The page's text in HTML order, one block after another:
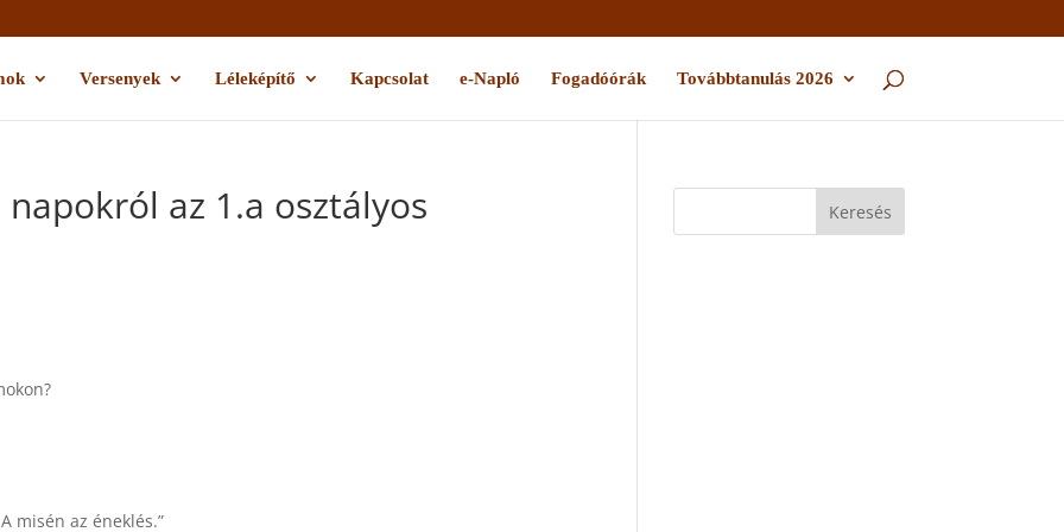
Versenyek Léleképítő Kapcsolat e-Napló Fogadóórák Továbbtanulás 2026
az 1.a osztályos
misén az éneklés.”